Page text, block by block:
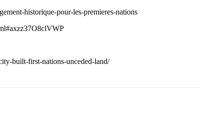
historique-pour-les-premieres-nations
built-first-nations-unceded-land/